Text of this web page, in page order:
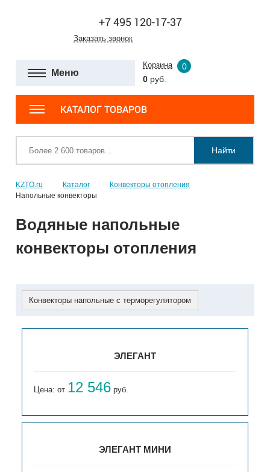
+7 495 120-17-37
Заказать звонок
Меню
Корзина
0
0 руб.
КАТАЛОГ ТОВАРОВ
Найти
KZTO.ru Каталог
Конвекторы отопления
Напольные конвекторы
Водяные напольные
конвекторы отопления
Конвекторы напольные с терморегулятором
ЭЛЕГАНТ
Цена: от 12 546 руб.
ЭЛЕГАНТ МИНИ